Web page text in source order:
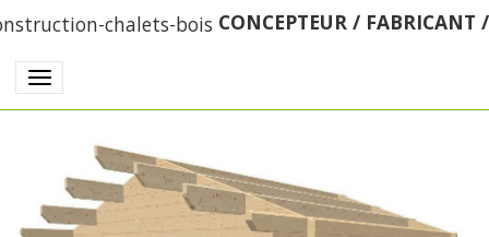
CONCEPTEUR / FABRICANT